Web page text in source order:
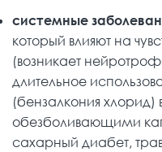
системные
который влияют на
(возникает
длительное
(бензалкония хлорид)
обезболивающими
сахарный диабет,